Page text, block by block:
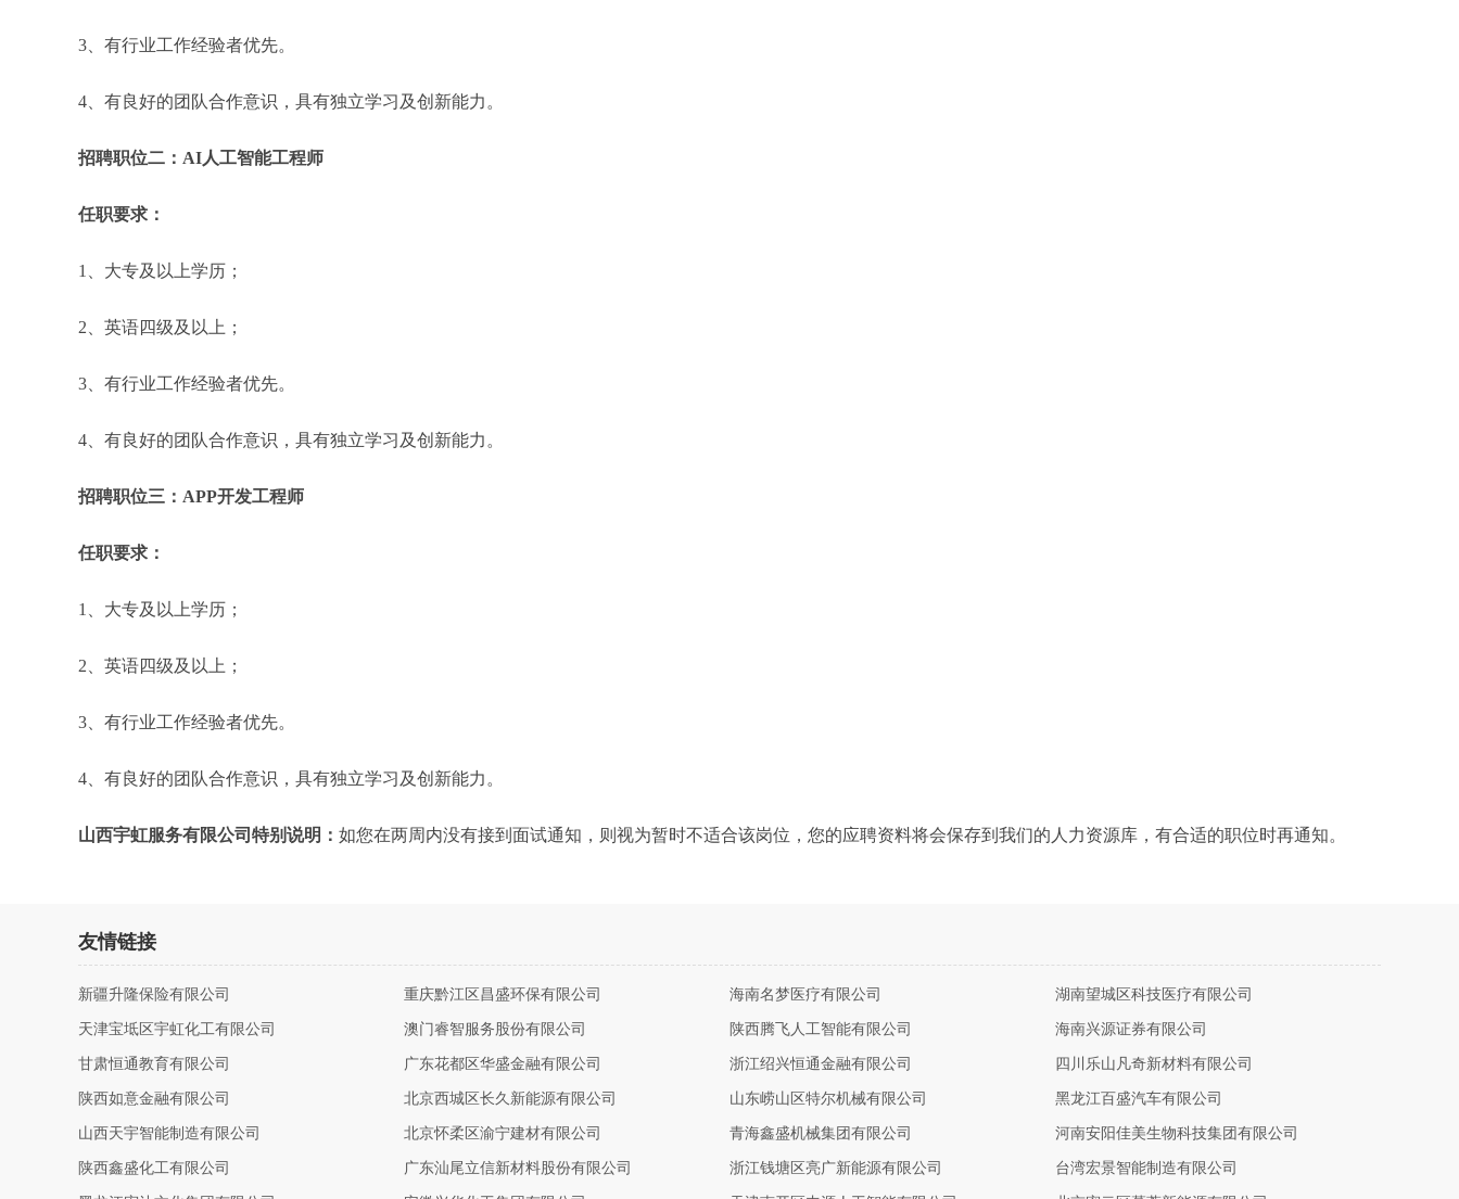
3、有行业工作经验者优先。
4、有良好的团队合作意识，具有独立学习及创新能力。
招聘职位二：AI人工智能工程师
任职要求：
1、大专及以上学历；
2、英语四级及以上；
3、有行业工作经验者优先。
4、有良好的团队合作意识，具有独立学习及创新能力。
招聘职位三：APP开发工程师
任职要求：
1、大专及以上学历；
2、英语四级及以上；
3、有行业工作经验者优先。
4、有良好的团队合作意识，具有独立学习及创新能力。
山西宇虹服务有限公司特别说明： 如您在两周内没有接到面试通知，则视为暂时不适合该岗位，您的应聘资料将会保存到我们的人力资源库，有合适的职位时再通知。
友情链接
新疆升隆保险有限公司 重庆黔江区昌盛环保有限公司 海南名梦医疗有限公司 湖南望城区科技医疗有限公司
天津宝坻区宇虹化工有限公司 澳门睿智服务股份有限公司 陕西腾飞人工智能有限公司 海南兴源证券有限公司
甘肃恒通教育有限公司 广东花都区华盛金融有限公司 浙江绍兴恒通金融有限公司 四川乐山凡奇新材料有限公司
陕西如意金融有限公司 北京西城区长久新能源有限公司 山东崂山区特尔机械有限公司 黑龙江百盛汽车有限公司
山西天宇智能制造有限公司 北京怀柔区渝宁建材有限公司 青海鑫盛机械集团有限公司 河南安阳佳美生物科技集团有限公司
陕西鑫盛化工有限公司 广东汕尾立信新材料股份有限公司 浙江钱塘区亮广新能源有限公司 台湾宏景智能制造有限公司